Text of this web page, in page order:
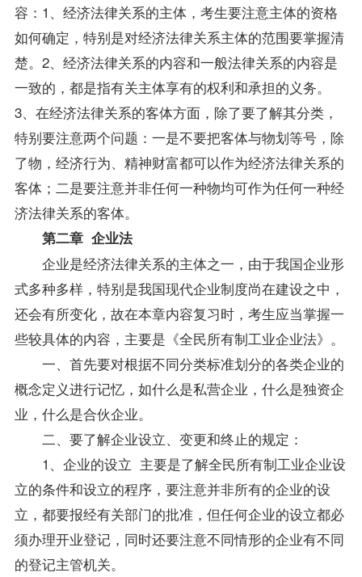
容：1、经济法律关系的主体，考生要注意主体的资格
如何确定，特别是对经济法律关系主体的范围要掌握清
楚。2、经济法律关系的内容和一般法律关系的内容是
一致的，都是指有关主体享有的权利和承担的义务。
3、在经济法律关系的客体方面，除了要了解其分类，
特别要注意两个问题：一是不要把客体与物划等号，除
了物，经济行为、精神财富都可以作为经济法律关系的
客体；二是要注意并非任何一种物均可作为任何一种经
济法律关系的客体。
第二章 企业法
企业是经济法律关系的主体之一，由于我国企业形
式多种多样，特别是我国现代企业制度尚在建设之中，
还会有所变化，故在本章内容复习时，考生应当掌握一
些较具体的内容，主要是《全民所有制工业企业法》。
一、首先要对根据不同分类标准划分的各类企业的
概念定义进行记忆，如什么是私营企业，什么是独资企
业，什么是合伙企业。
二、要了解企业设立、变更和终止的规定：
1、企业的设立 主要是了解全民所有制工业企业设
立的条件和设立的程序，要注意并非所有的企业的设
立，都要报经有关部门的批准，但任何企业的设立都必
须办理开业登记，同时还要注意不同情形的企业有不同
的登记主管机关。